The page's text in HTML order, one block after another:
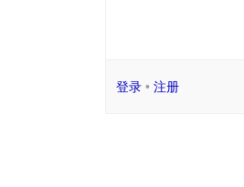
登录• 注册